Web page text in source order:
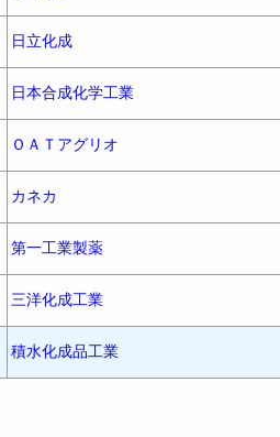
日立化成
日本合成化学工業
ＯＡＴアグリオ
カネカ
第一工業製薬
三洋化成工業
積水化成品工業